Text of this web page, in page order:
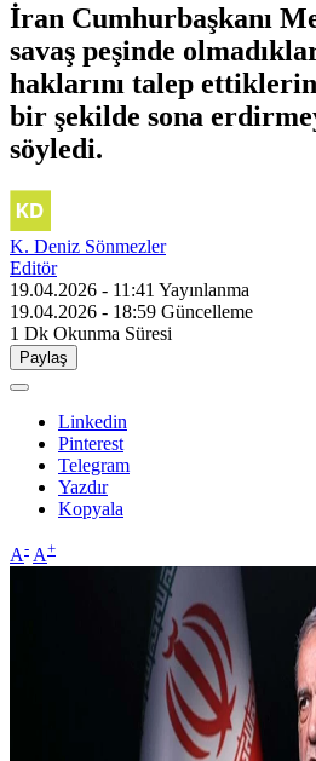
İran Cumhurbaşkanı
savaş peşinde
haklarını talep
bir şekilde sona
söyledi.
K. Deniz Sönmezler
Editör
19.04.2026 - 11:41 Yayınlanma
19.04.2026 - 18:59 Güncelleme
1 Dk Okunma Süresi
Paylaş
Linkedin
Pinterest
Telegram
Yazdır
Kopyala
A- A+